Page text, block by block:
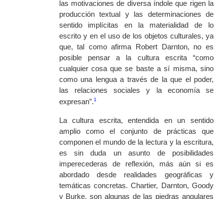
las motivaciones de diversa índole que rigen la
producción textual y las determinaciones de
sentido implícitas en la materialidad de lo
escrito y en el uso de los objetos culturales, ya
que, tal como afirma Robert Darnton, no es
posible pensar a la cultura escrita “como
cualquier cosa que se baste a sí misma, sino
como una lengua a través de la que el poder,
las relaciones sociales y la economía se
expresan”.1
La cultura escrita, entendida en un sentido
amplio como el conjunto de prácticas que
componen el mundo de la lectura y la escritura,
es sin duda un asunto de posibilidades
imperecederas de reflexión, más aún si es
abordado desde realidades geográficas y
temáticas concretas. Chartier, Darnton, Goody
y Burke, son algunas de las piedras angulares